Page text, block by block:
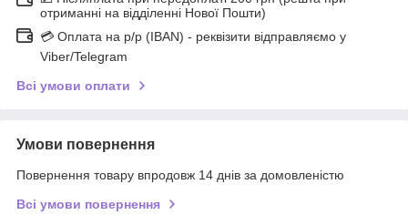
отриманні на відділенні Нової Пошти)
💳 Оплата на р/р (IBAN) - реквізити відправляємо у
Viber/Telegram
Всі умови оплати
Умови повернення
Повернення товару впродовж 14 днів за домовленістю
Всі умови повернення